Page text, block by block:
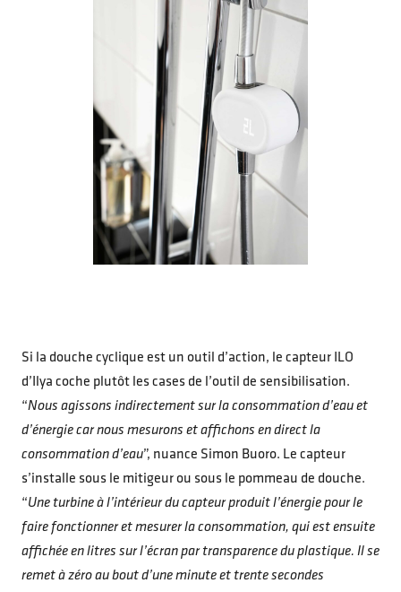
Si la douche cyclique est un outil d’action, le capteur ILO
d’Ilya coche plutôt les cases de l’outil de sensibilisation.
“Nous agissons indirectement sur la consommation d’eau et
d’énergie car nous mesurons et affichons en direct la
consommation d’eau”, nuance Simon Buoro. Le capteur
s’installe sous le mitigeur ou sous le pommeau de douche.
“Une turbine à l’intérieur du capteur produit l’énergie pour le
faire fonctionner et mesurer la consommation, qui est ensuite
affichée en litres sur l’écran par transparence du plastique. Il se
remet à zéro au bout d’une minute et trente secondes